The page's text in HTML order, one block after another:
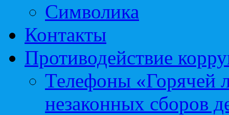
Символика
Контакты
Противодействие
Телефоны «Горячей
незаконных сборов